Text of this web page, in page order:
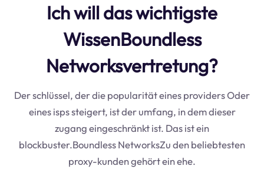
Ich will das wichtigste
WissenBoundless
Networksvertretung?
Der schlüssel, der die popularität eines providers Oder
eines isps steigert, ist der umfang, in dem dieser
zugang eingeschränkt ist. Das ist ein
blockbuster.Boundless NetworksZu den beliebtesten
proxy-kunden gehört ein ehe.